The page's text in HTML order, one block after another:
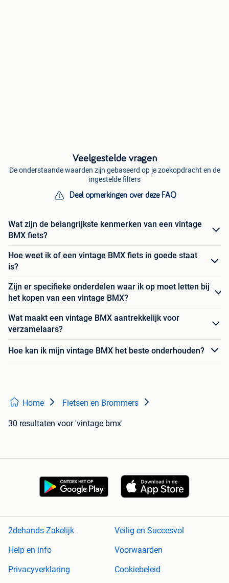
Veelgestelde vragen
De onderstaande waarden zijn gebaseerd op je zoekopdracht en de
ingestelde filters
Deel opmerkingen over deze FAQ
Wat zijn de belangrijkste kenmerken van een vintage
BMX fiets?
Hoe weet ik of een vintage BMX fiets in goede staat
is?
Zijn er specifieke onderdelen waar ik op moet letten bij
het kopen van een vintage BMX?
Wat maakt een vintage BMX aantrekkelijk voor
verzamelaars?
Hoe kan ik mijn vintage BMX het beste onderhouden?
Home Fietsen en Brommers
30 resultaten voor 'vintage bmx'
2dehands Zakelijk
Veilig en Succesvol
Help en info
Voorwaarden
Privacyverklaring
Cookiebeleid